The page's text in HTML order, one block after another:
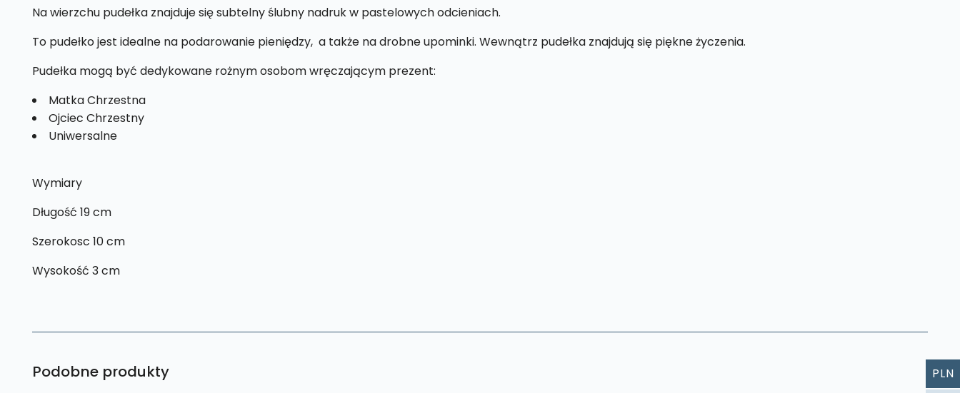
Na wierzchu pudełka znajduje się subtelny ślubny nadruk w pastelowych odcieniach.
To pudełko jest idealne na podarowanie pieniędzy, a także na drobne upominki. Wewnątrz pudełka znajdują się piękne życzenia.
Pudełka mogą być dedykowane rożnym osobom wręczającym prezent:
Matka Chrzestna
Ojciec Chrzestny
Uniwersalne
Wymiary
Długość 19 cm
Szerokosc 10 cm
Wysokość 3 cm
Podobne produkty
PLN